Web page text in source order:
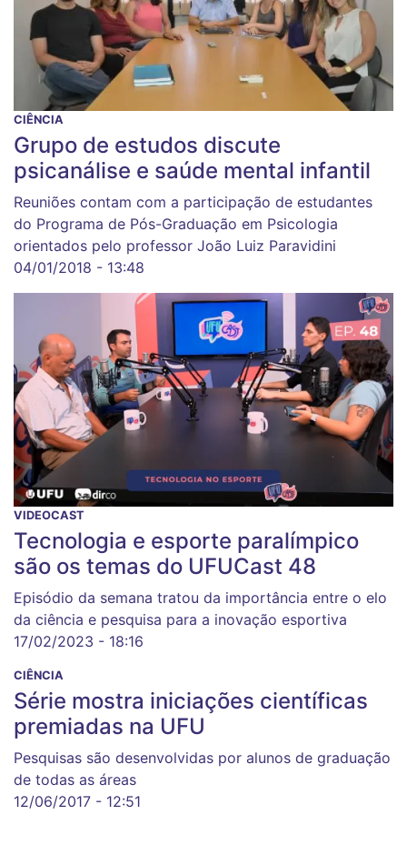
CIÊNCIA
Grupo de estudos discute
psicanálise e saúde mental infantil
Reuniões contam com a participação de estudantes
do Programa de Pós-Graduação em Psicologia
orientados pelo professor João Luiz Paravidini
04/01/2018 - 13:48
VIDEOCAST
Tecnologia e esporte paralímpico
são os temas do UFUCast 48
Episódio da semana tratou da importância entre o elo
da ciência e pesquisa para a inovação esportiva
17/02/2023 - 18:16
CIÊNCIA
Série mostra iniciações científicas
premiadas na UFU
Pesquisas são desenvolvidas por alunos de graduação
de todas as áreas
12/06/2017 - 12:51